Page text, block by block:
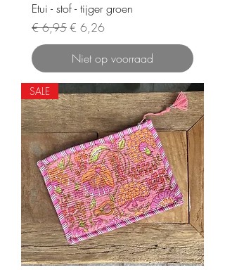
Etui - stof - tijger groen
Normale prijs
€ 6,95Verkoopprijs
€ 6,26
Niet op voorraad
SALE